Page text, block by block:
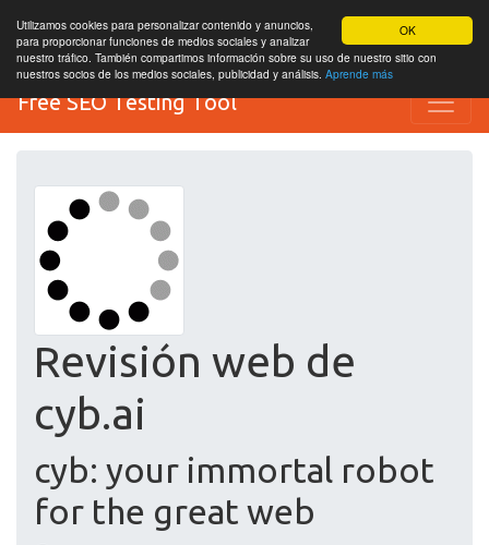
OK
Utilizamos cookies para personalizar contenido y anuncios,
para proporcionar funciones de medios sociales y analizar
nuestro tráfico. También compartimos información sobre su uso de nuestro sitio con
nuestros socios de los medios sociales, publicidad y análisis. Aprende más
Free SEO Testing Tool
Revisión web de
cyb.ai
cyb: your immortal robot
for the great web